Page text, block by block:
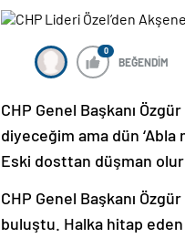
0
BEĞENDİM
CHP Genel Başkanı
diyeceğim ama dün ‘Abla
Eski dosttan düşman olur
CHP Genel Başkanı
buluştu. Halka hitap eden